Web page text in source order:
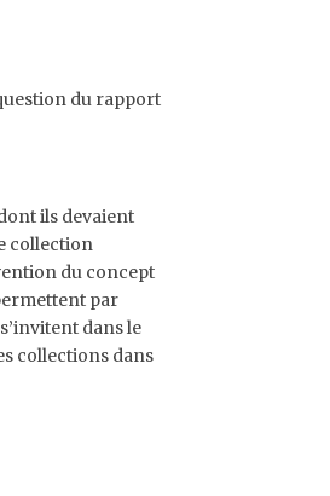
du rapport
ils devaient
collection
du concept
par
dans le
collections dans